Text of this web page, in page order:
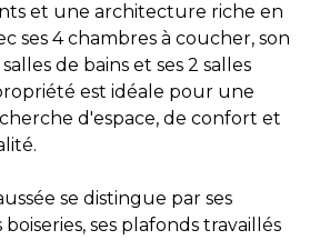
et une architecture riche en
ses 4 chambres à coucher, son
de bains et ses 2 salles
est idéale pour une
d'espace, de confort et
se distingue par ses
ses plafonds travaillés